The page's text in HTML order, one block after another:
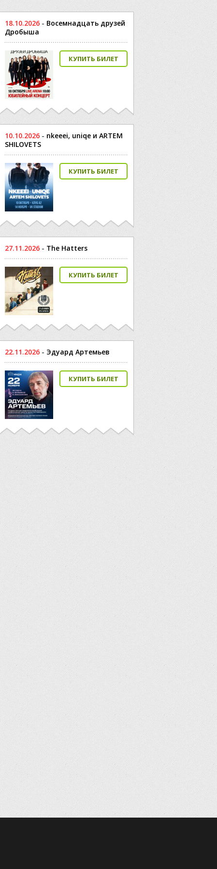
18.10.2026 - Восемнадцать друзей
Дробыша
КУПИТЬ БИЛЕТ
10.10.2026 - nkeeei, uniqe и ARTEM
SHILOVETS
КУПИТЬ БИЛЕТ
27.11.2026 - The Hatters
КУПИТЬ БИЛЕТ
22.11.2026 - Эдуард Артемьев
КУПИТЬ БИЛЕТ